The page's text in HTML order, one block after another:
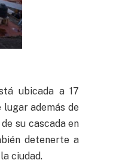
ubicada a 17
además de
su cascada en
detenerte a
ciudad.